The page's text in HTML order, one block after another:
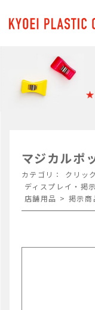
マジカルポ
カテゴリ： クリッ
ディスプレイ・掲
店舗用品 > 掲示商